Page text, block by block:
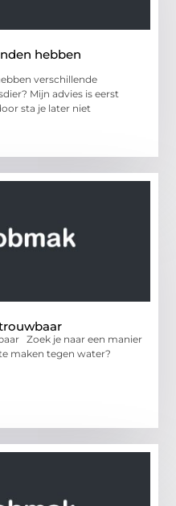
hebben
verschillende
Mijn advies is eerst
sta je later niet
Zoek je naar een manier
maken tegen water?